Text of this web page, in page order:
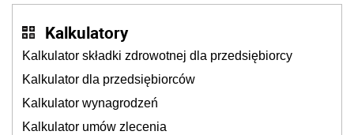
Kalkulatory
Kalkulator składki zdrowotnej dla przedsiębiorcy
Kalkulator dla przedsiębiorców
Kalkulator wynagrodzeń
Kalkulator umów zlecenia